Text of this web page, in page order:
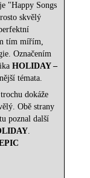
"Happy Songs
skvělý
tím mířím,
Označením
HOLIDAY –
témata.
dokáže
Obě strany
poznal další
.